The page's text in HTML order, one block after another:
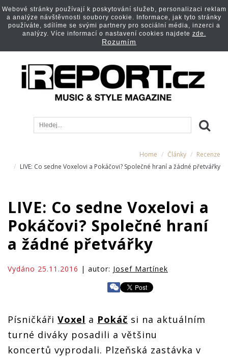
Home Články
Recenze
LIVE: Co sedne Voxelovi a Pokáčovi? Společné hraní a žádné přetvářky
LIVE: Co sedne Voxelovi a
Pokáčovi? Společné hraní
a žádné přetvářky
Vydáno 25.11.2016 | autor: Josef Martínek
Písničkáři Voxel a Pokáč si na aktuálním
turné diváky posadili a většinu
koncertů vyprodali. Plzeňská zastávka v
Webové stránky používají k poskytování služeb, personalizaci reklam
a analýze návštěvnosti soubory cookie. Informace, jak tyto stránky
používáte, sdílíme se svými partnery pro sociální média, inzerci a
analýzy. Více informací o nastavení cookies najdete zde.
Rozumím